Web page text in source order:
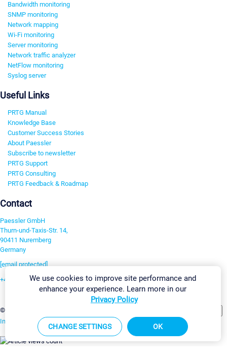
Bandwidth monitoring
SNMP monitoring
Network mapping
Wi-Fi monitoring
Server monitoring
Network traffic analyzer
NetFlow monitoring
Syslog server
Useful Links
PRTG Manual
Knowledge Base
Customer Success Stories
About Paessler
Subscribe to newsletter
PRTG Support
PRTG Consulting
PRTG Feedback & Roadmap
Contact
Paessler GmbH
Thurn-und-Taxis-Str. 14,
90411 Nuremberg
Germany
[email protected]
+49 911 93775-0
©2026 Paessler GmbH
Imprint Report Vulnerability Download & InstallSitemap
We use cookies to improve site performance and
enhance your experience. Learn more in our
Privacy Policy
CHANGE SETTINGS OK